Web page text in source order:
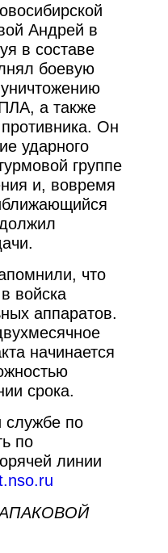
Андрей в
в составе
боевую
а также
Он
ударного
группе
и, вовремя
что
войска
аппаратов.
начинается
срока.
службе по
по
линии